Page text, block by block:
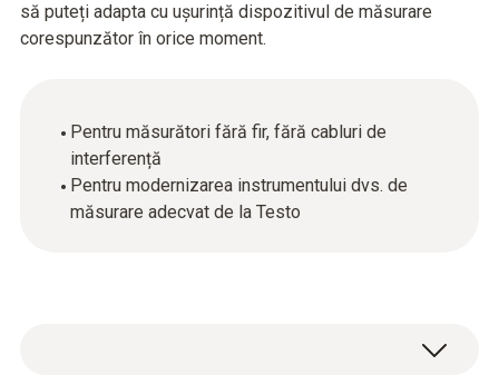
să puteți adapta cu ușurință dispozitivul de măsurare
corespunzător în orice moment.
Pentru măsurători fără fir, fără cabluri de
interferență
Pentru modernizarea instrumentului dvs. de
măsurare adecvat de la Testo